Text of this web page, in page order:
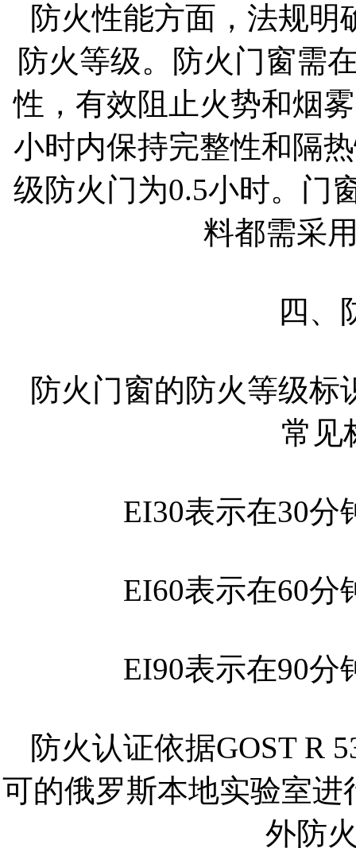
防火性能方面，法规
防火等级。防火门窗需
性，有效阻止火势和烟
小时内保持完整性和隔
级防火门为0.5小时。门
料都需采
四、
防火门窗的防火等级
常见
EI30表示在30分
EI60表示在60分
EI90表示在90分
防火认证依据GOST R
可的俄罗斯本地实验室
外防